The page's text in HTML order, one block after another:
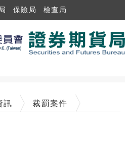
保險局 檢查局
訊 裁罰案件